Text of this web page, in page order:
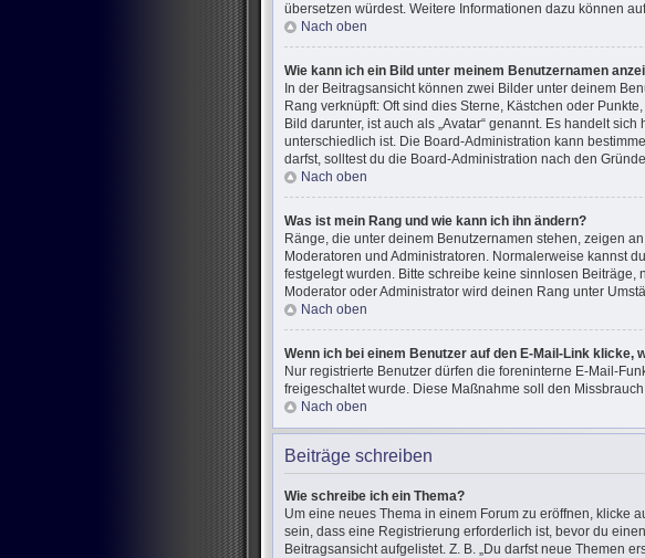
übersetzen würdest. Weitere Informationen dazu können
Nach oben
Wie kann ich ein Bild unter meinem Benutzernamen
In der Beitragsansicht können zwei Bilder unter deinem
Rang verknüpft: Oft sind dies Sterne, Kästchen oder
Bild darunter, ist auch als „Avatar“ genannt. Es handelt
unterschiedlich ist. Die Board-Administration kann
darfst, solltest du die Board-Administration nach den
Nach oben
Was ist mein Rang und wie kann ich ihn ändern?
Ränge, die unter deinem Benutzernamen stehen, zeigen
Moderatoren und Administratoren. Normalerweise kannst
festgelegt wurden. Bitte schreibe keine sinnlosen
Moderator oder Administrator wird deinen Rang unter
Nach oben
Wenn ich bei einem Benutzer auf den E-Mail-Link klicke,
Nur registrierte Benutzer dürfen die foreninterne E-Mail-
freigeschaltet wurde. Diese Maßnahme soll den
Nach oben
Beiträge schreiben
Wie schreibe ich ein Thema?
Um eine neues Thema in einem Forum zu eröffnen, klicke
sein, dass eine Registrierung erforderlich ist, bevor du
Beitragsansicht aufgelistet. Z. B. „Du darfst neue Themen